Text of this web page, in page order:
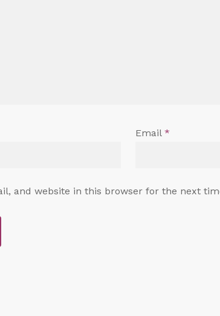
Email *
and website in this browser for the next